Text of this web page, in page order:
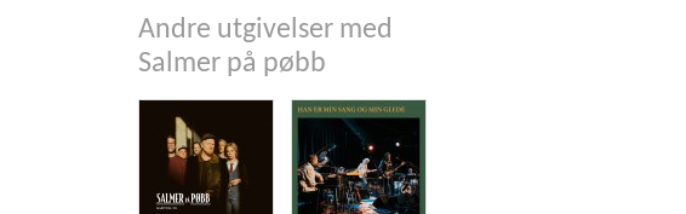
Andre utgivelser med
Salmer på pøbb